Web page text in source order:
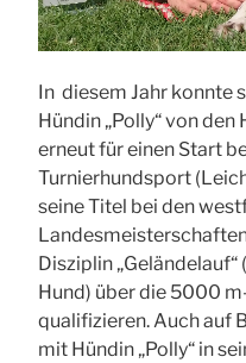
In diesem Jahr konnte
Hündin „Polly“ von
erneut für einen Start
Turnierhundsport
seine Titel bei den
Disziplin
Hund) über die 5000
qualifizieren. Auch auf
mit Hündin „Polly“ in